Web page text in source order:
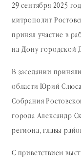
29 сентября 2025
митрополит
принял участие в
на-Дону городской
В заседании
области Юрий
Собрания
города Александр
региона, главы
С приветствием